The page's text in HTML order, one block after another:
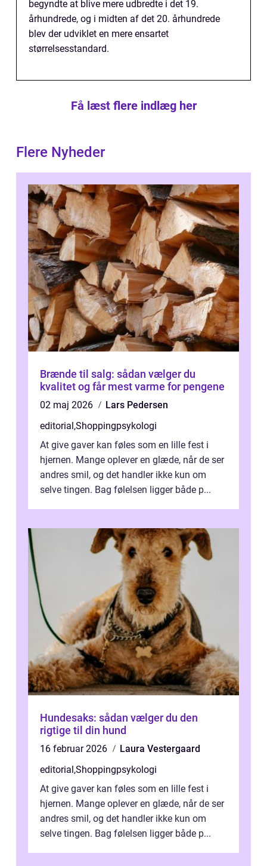
begyndte at blive mere udbredte i det 19.
århundrede, og i midten af det 20. århundrede
blev der udviklet en mere ensartet
størrelsesstandard.
Få læst flere indlæg her
Flere Nyheder
Brænde til salg: sådan vælger du
kvalitet og får mest varme for pengene
02 maj 2026
Lars Pedersen
editorial ,Shoppingpsykologi
At give gaver kan føles som en lille fest i
hjernen. Mange oplever en glæde, når de ser
andres smil, og det handler ikke kun om
selve tingen. Bag følelsen ligger både p...
Hundesaks: sådan vælger du den
rigtige til din hund
16 februar 2026
Laura Vestergaard
editorial ,Shoppingpsykologi
At give gaver kan føles som en lille fest i
hjernen. Mange oplever en glæde, når de ser
andres smil, og det handler ikke kun om
selve tingen. Bag følelsen ligger både p...